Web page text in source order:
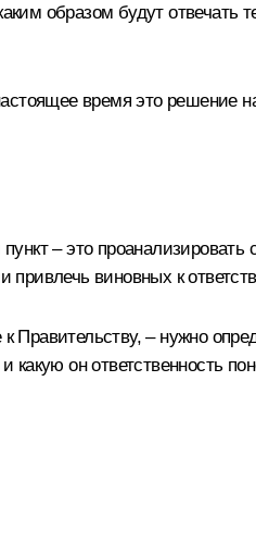
образом будут отвечать
время это
– это проанализировать
виновных к
Правительству, – нужно
он ответственность